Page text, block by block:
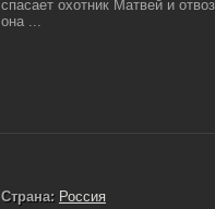
спасает охотник Матвей и
она ...
Страна: Россия